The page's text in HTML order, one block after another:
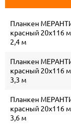
Планкен
красный 20х116
2,4 м
Планкен
красный 20х116
3,3 м
Планкен
красный 20х116
3,6 м